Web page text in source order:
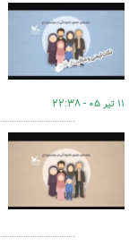
۱۱ تیر ۰۵ - ۲۲:۳۸